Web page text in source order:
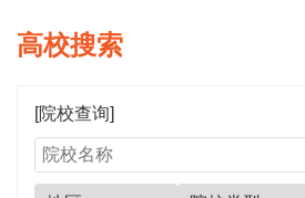
高校搜索
[院校查询]